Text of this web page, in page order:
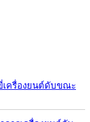
เครื่องยนต์ดับขณะ